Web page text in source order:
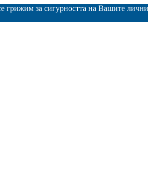
грижим за сигурността на Вашите